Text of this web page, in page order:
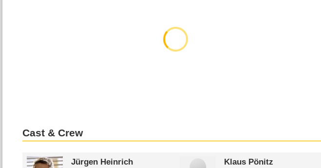
Cast & Crew
Jürgen Heinrich
Klaus Pönitz